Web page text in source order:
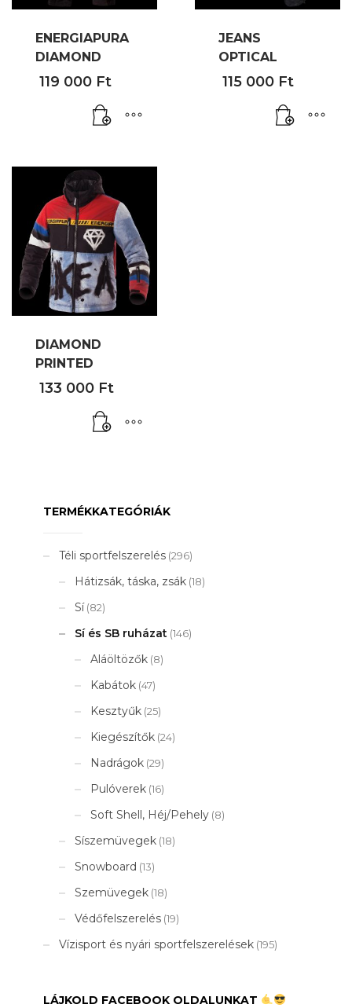
ENERGIAPURA
DIAMOND
119 000 Ft
JEANS
OPTICAL
115 000 Ft
DIAMOND
PRINTED
133 000 Ft
TERMÉKKATEGÓRIÁK
Téli sportfelszerelés (296)
Hátizsák, táska, zsák (18)
Sí (82)
Sí és SB ruházat (146)
Aláöltözők (8)
Kabátok (47)
Kesztyűk (25)
Kiegészítők (24)
Nadrágok (29)
Pulóverek (16)
Soft Shell, Héj/Pehely (8)
Síszemüvegek (18)
Snowboard (13)
Szemüvegek (18)
Védőfelszerelés (19)
Vízisport és nyári sportfelszerelések (195)
LÁJKOLD FACEBOOK OLDALUNKAT